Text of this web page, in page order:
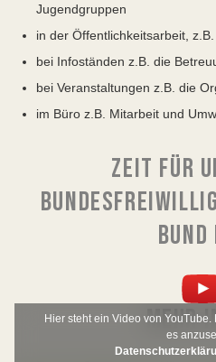
Jugendgruppen
in der Öffentlichkeitsarbeit,
bei Infoständen z.B. die
bei Veranstaltungen z.B. die
im Büro z.B. Mitarbeit und
ZEIT FÜR
BUND
Hier steht ein Video von
es
MEHR